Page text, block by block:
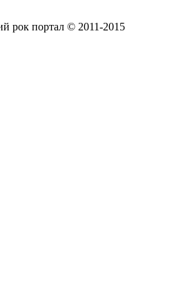
рок портал © 2011-2015